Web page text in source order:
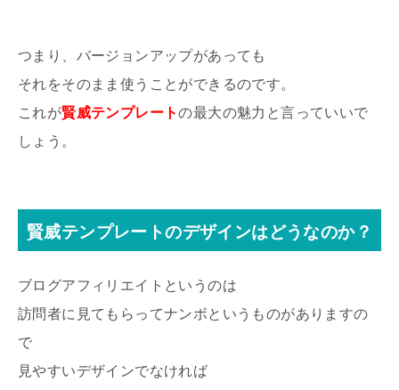
つまり、バージョンアップがあっても
それをそのまま使うことができるのです。
これが賢威テンプレートの最大の魅力と言っていいで
しょう。
賢威テンプレートのデザインはどうなのか？
ブログアフィリエイトというのは
訪問者に見てもらってナンボというものがありますの
で
見やすいデザインでなければ